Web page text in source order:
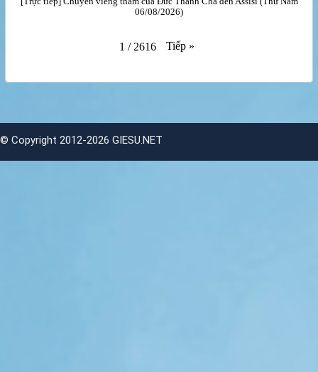
06/08/2026)
1 / 2616 Tiếp »
© Copyright 2012-2026 GIESU.NET